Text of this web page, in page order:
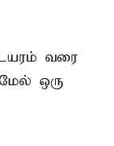
உயரம் வரை
ஒரு